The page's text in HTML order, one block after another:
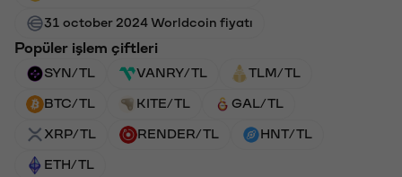
31 october 2024 Worldcoin fiyatı
Popüler işlem çiftleri
SYN/TL VANRY/TL TLM/TL
BTC/TL KITE/TL GAL/TL
XRP/TL RENDER/TL HNT/TL
ETH/TL